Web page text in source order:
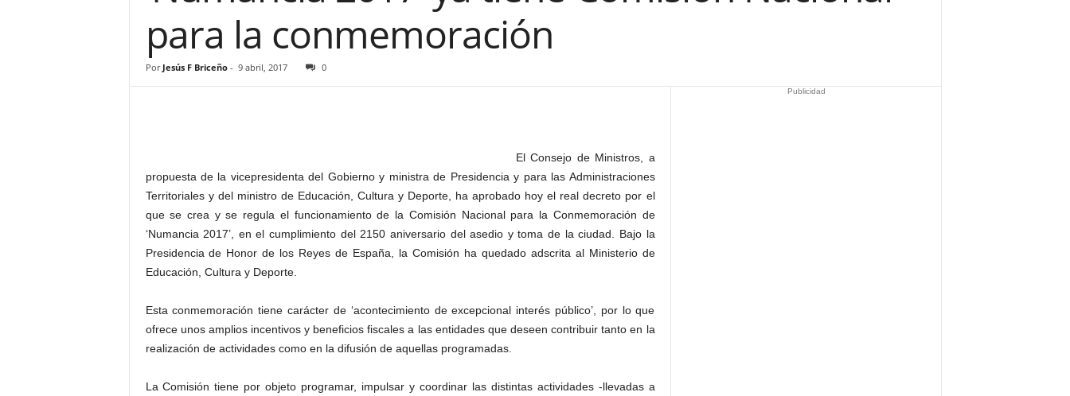
para la conmemoración
Por Jesús F Briceño- 9 abril, 2017 0
El Consejo de Ministros, a
propuesta de la vicepresidenta del Gobierno y ministra de Presidencia y para las Administraciones
Territoriales y del ministro de Educación, Cultura y Deporte, ha aprobado hoy el real decreto por el
que se crea y se regula el funcionamiento de la Comisión Nacional para la Conmemoración de
‘Numancia 2017’, en el cumplimiento del 2150 aniversario del asedio y toma de la ciudad. Bajo la
Presidencia de Honor de los Reyes de España, la Comisión ha quedado adscrita al Ministerio de
Educación, Cultura y Deporte.
Esta conmemoración tiene carácter de ‘acontecimiento de excepcional interés público’, por lo que
ofrece unos amplios incentivos y beneficios fiscales a las entidades que deseen contribuir tanto en la
realización de actividades como en la difusión de aquellas programadas.
La Comisión tiene por objeto programar, impulsar y coordinar las distintas actividades -llevadas a
Publicidad